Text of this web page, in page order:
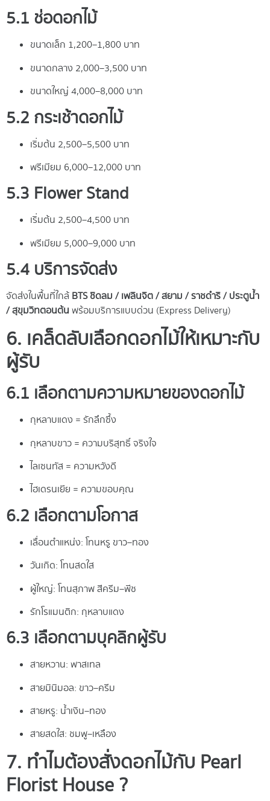
5.1 ช่อดอกไม้
ขนาดเล็ก 1,200–1,800 บาท
ขนาดกลาง 2,000–3,500 บาท
ขนาดใหญ่ 4,000–8,000 บาท
5.2 กระเช้าดอกไม้
เริ่มต้น 2,500–5,500 บาท
พรีเมียม 6,000–12,000 บาท
5.3 Flower Stand
เริ่มต้น 2,500–4,500 บาท
พรีเมียม 5,000–9,000 บาท
5.4 บริการจัดส่ง
จัดส่งในพื้นที่ใกล้ BTS ชิดลม / เพลินจิต / สยาม / ราชดำริ / ประตูน้ำ
/ สุขุมวิทตอนต้น พร้อมบริการแบบด่วน (Express Delivery)
6. เคล็ดลับเลือกดอกไม้ให้เหมาะกับ
ผู้รับ
6.1 เลือกตามความหมายของดอกไม้
กุหลาบแดง = รักลึกซึ้ง
กุหลาบขาว = ความบริสุทธิ์ จริงใจ
ไลเซนทัส = ความหวังดี
ไฮเดรนเยีย = ความขอบคุณ
6.2 เลือกตามโอกาส
เลื่อนตำแหน่ง: โทนหรู ขาว–ทอง
วันเกิด: โทนสดใส
ผู้ใหญ่: โทนสุภาพ สีครีม–พีช
รักโรแมนติก: กุหลาบแดง
6.3 เลือกตามบุคลิกผู้รับ
สายหวาน: พาสเทล
สายมินิมอล: ขาว–ครีม
สายหรู: น้ำเงิน–ทอง
สายสดใส: ชมพู–เหลือง
7. ทำไมต้องสั่งดอกไม้กับ Pearl
Florist House ?